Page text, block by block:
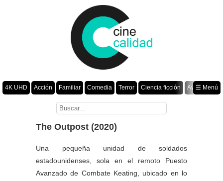
4K UHD Acción Familiar Comedia Terror Ciencia ficción
Aventura
Romance Fantasía Drama Animación Crimen
☰ Menú
The Outpost (2020)
Una pequeña unidad de soldados
estadounidenses, sola en el remoto Puesto
Avanzado de Combate Keating, ubicado en lo